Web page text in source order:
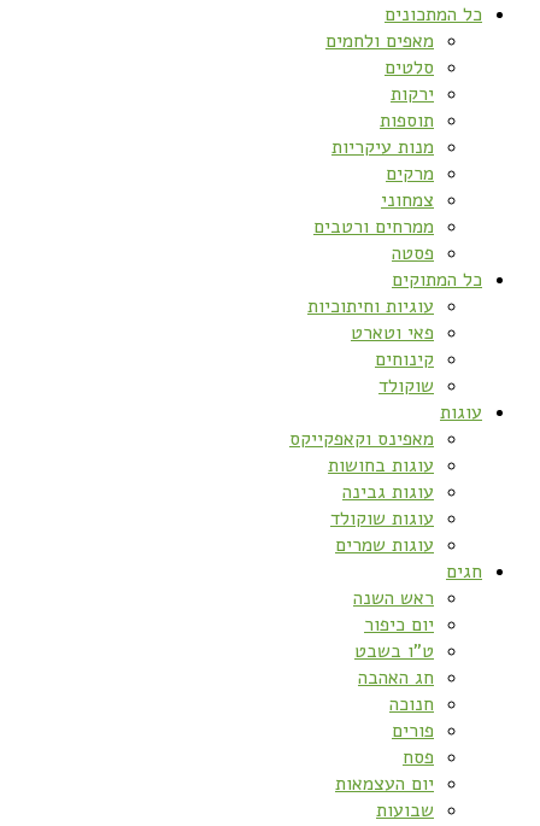
כל המתכונים
מאפים ולחמים
סלטים
ירקות
תוספות
מנות עיקריות
מרקים
צמחוני
ממרחים ורטבים
פסטה
כל המתוקים
עוגיות וחיתוכיות
פאי וטארט
קינוחים
שוקולד
עוגות
מאפינס וקאפקייקס
עוגות בחושות
עוגות גבינה
עוגות שוקולד
עוגות שמרים
חגים
ראש השנה
יום כיפור
ט”ו בשבט
חג האהבה
חנוכה
פורים
פסח
יום העצמאות
שבועות